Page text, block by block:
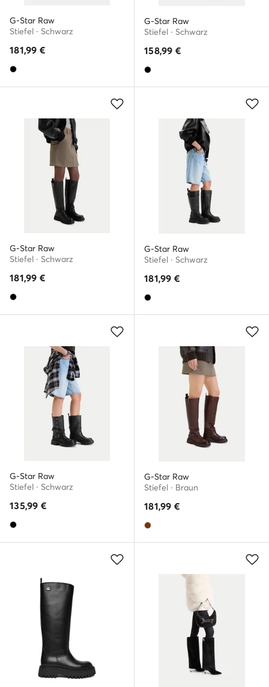
G-Star Raw
Stiefel · Schwarz
181,99 €
G-Star Raw
Stiefel · Schwarz
158,99 €
G-Star Raw
Stiefel · Schwarz
181,99 €
G-Star Raw
Stiefel · Schwarz
181,99 €
G-Star Raw
Stiefel · Schwarz
135,99 €
G-Star Raw
Stiefel · Braun
181,99 €